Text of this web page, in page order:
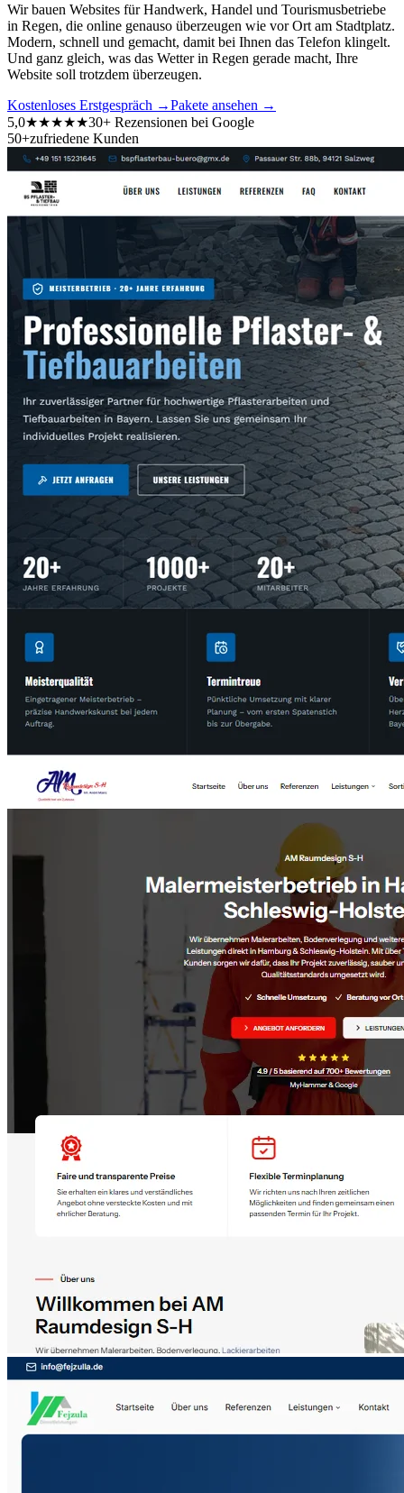
Wir bauen Websites für Handwerk, Handel und Tourismusbetriebe
in Regen, die online genauso überzeugen wie vor Ort am Stadtplatz.
Modern, schnell und gemacht, damit bei Ihnen das Telefon klingelt.
Und ganz gleich, was das Wetter in Regen gerade macht, Ihre
Website soll trotzdem überzeugen.
Kostenloses Erstgespräch →Pakete ansehen →
5,0★★★★★30+ Rezensionen bei Google
50+zufriedene Kunden